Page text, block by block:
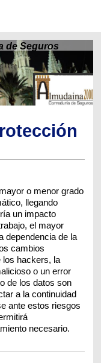
de Seguros
o menor grado
llegando
un impacto
el mayor
dependencia de la
cambios
los hackers, la
o un error
de los datos son
a la continuidad
ante estos riesgos
necesario.